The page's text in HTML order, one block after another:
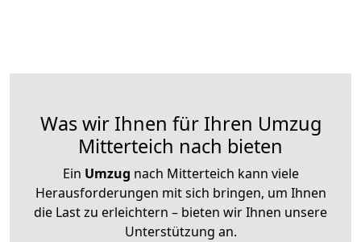
Was wir Ihnen für Ihren Umzug
Mitterteich nach bieten
Ein Umzug nach Mitterteich kann viele
Herausforderungen mit sich bringen, um Ihnen
die Last zu erleichtern – bieten wir Ihnen unsere
Unterstützung an.